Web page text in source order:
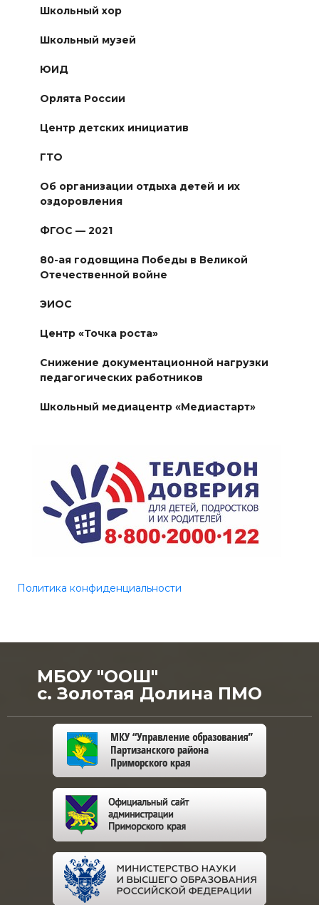
Школьный хор
Школьный музей
ЮИД
Орлята России
Центр детских инициатив
ГТО
Об организации отдыха детей и их
оздоровления
ФГОС — 2021
80-ая годовщина Победы в Великой
Отечественной войне
ЭИОС
Центр «Точка роста»
Снижение документационной нагрузки
педагогических работников
Школьный медиацентр «Медиастарт»
Политика конфиденциальности
МБОУ "ООШ"
с. Золотая Долина ПМО